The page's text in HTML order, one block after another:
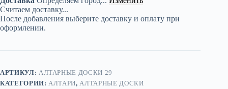
Дракон
—
Шёпот
звезд
Считаем доставку...
После добавления выберите доставку и оплату при
оформлении.
АРТИКУЛ: АЛТАРНЫЕ ДОСКИ 29
КАТЕГОРИИ: АЛТАРИ, АЛТАРНЫЕ ДОСКИ